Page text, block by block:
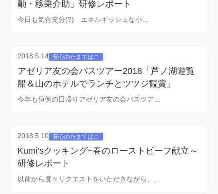
動・移乗介助」研修レポート
今日も気合充分(?) エネルギッシュな小…
2018.5.14 安心のたまてばこ
アゼリア友の会バスツアー2018「芦ノ湖遊覧
船＆山のホテルでランチとツツジ観賞」
今年も恒例の日帰りアゼリア友の会バスツア…
2018.5.10 安心のたまてばこ
Kumi’sクッキング~春のローストビーフ献立～
研修レポート
以前から度々リクエストをいただきながら、…